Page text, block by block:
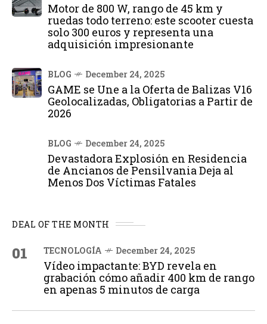
Motor de 800 W, rango de 45 km y
ruedas todo terreno: este scooter cuesta
solo 300 euros y representa una
adquisición impresionante
BLOG December 24, 2025
GAME se Une a la Oferta de Balizas V16
Geolocalizadas, Obligatorias a Partir de
2026
BLOG December 24, 2025
Devastadora Explosión en Residencia
de Ancianos de Pensilvania Deja al
Menos Dos Víctimas Fatales
DEAL OF THE MONTH
01 TECNOLOGÍA December 24, 2025
Vídeo impactante: BYD revela en
grabación cómo añadir 400 km de rango
en apenas 5 minutos de carga